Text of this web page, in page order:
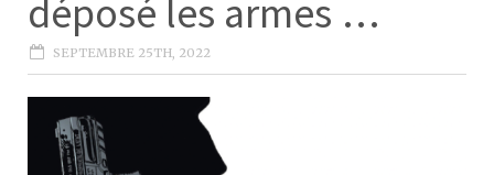
déposé les armes …
SEPTEMBRE 25TH, 2022